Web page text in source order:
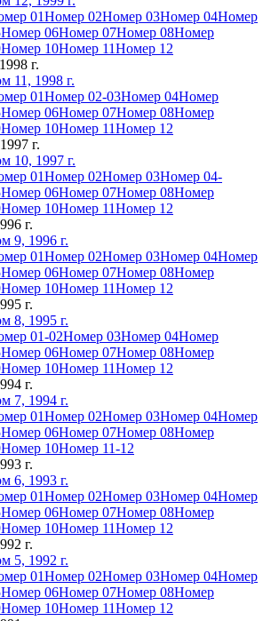
01Номер 02Номер 03Номер 04Номер
Номер 06Номер 07Номер 08Номер
Номер 10Номер 11Номер 12
г.
11, 1998 г.
01Номер 02-03Номер 04Номер
Номер 06Номер 07Номер 08Номер
Номер 10Номер 11Номер 12
г.
10, 1997 г.
01Номер 02Номер 03Номер 04-
Номер 06Номер 07Номер 08Номер
Номер 10Номер 11Номер 12
г.
9, 1996 г.
01Номер 02Номер 03Номер 04Номер
Номер 06Номер 07Номер 08Номер
Номер 10Номер 11Номер 12
г.
8, 1995 г.
01-02Номер 03Номер 04Номер
Номер 06Номер 07Номер 08Номер
Номер 10Номер 11Номер 12
г.
7, 1994 г.
01Номер 02Номер 03Номер 04Номер
Номер 06Номер 07Номер 08Номер
Номер 10Номер 11-12
г.
6, 1993 г.
01Номер 02Номер 03Номер 04Номер
Номер 06Номер 07Номер 08Номер
Номер 10Номер 11Номер 12
г.
5, 1992 г.
01Номер 02Номер 03Номер 04Номер
Номер 06Номер 07Номер 08Номер
Номер 10Номер 11Номер 12